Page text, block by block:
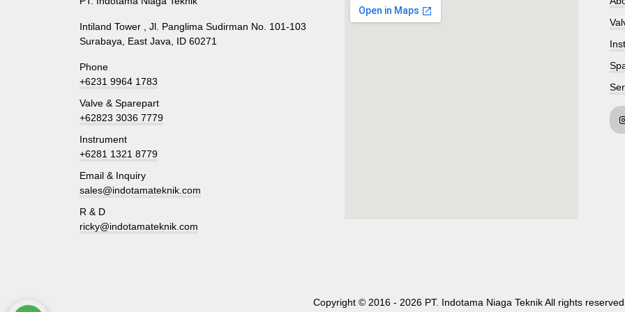
Intiland Tower , Jl. Panglima Sudirman No. 101-103
Surabaya, East Java, ID 60271
Phone
+6231 9964 1783
Valve & Sparepart
+62823 3036 7779
Instrument
+6281 1321 8779
Email & Inquiry
sales@indotamateknik.com
R & D
ricky@indotamateknik.com
Copyright © 2016 - 2026 PT. Indotama Niaga Teknik All rights reserved